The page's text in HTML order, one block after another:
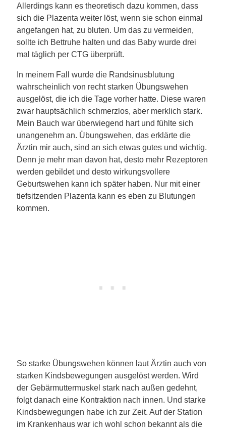
Allerdings kann es theoretisch dazu kommen, dass
sich die Plazenta weiter löst, wenn sie schon einmal
angefangen hat, zu bluten. Um das zu vermeiden,
sollte ich Bettruhe halten und das Baby wurde drei
mal täglich per CTG überprüft.
In meinem Fall wurde die Randsinusblutung
wahrscheinlich von recht starken Übungswehen
ausgelöst, die ich die Tage vorher hatte. Diese waren
zwar hauptsächlich schmerzlos, aber merklich stark.
Mein Bauch war überwiegend hart und fühlte sich
unangenehm an. Übungswehen, das erklärte die
Ärztin mir auch, sind an sich etwas gutes und wichtig.
Denn je mehr man davon hat, desto mehr Rezeptoren
werden gebildet und desto wirkungsvollere
Geburtswehen kann ich später haben. Nur mit einer
tiefsitzenden Plazenta kann es eben zu Blutungen
kommen.
So starke Übungswehen können laut Ärztin auch von
starken Kindsbewegungen ausgelöst werden. Wird
der Gebärmuttermuskel stark nach außen gedehnt,
folgt danach eine Kontraktion nach innen. Und starke
Kindsbewegungen habe ich zur Zeit. Auf der Station
im Krankenhaus war ich wohl schon bekannt als die